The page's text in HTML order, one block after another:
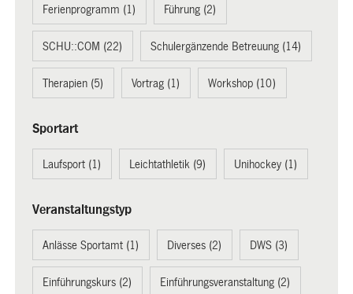
Ferienprogramm (1) Führung (2)
SCHU::COM (22) Schulergänzende Betreuung (14)
Therapien (5) Vortrag (1) Workshop (10)
Sportart
Laufsport (1) Leichtathletik (9) Unihockey (1)
Veranstaltungstyp
Anlässe Sportamt (1) Diverses (2) DWS (3)
Einführungskurs (2) Einführungsveranstaltung (2)